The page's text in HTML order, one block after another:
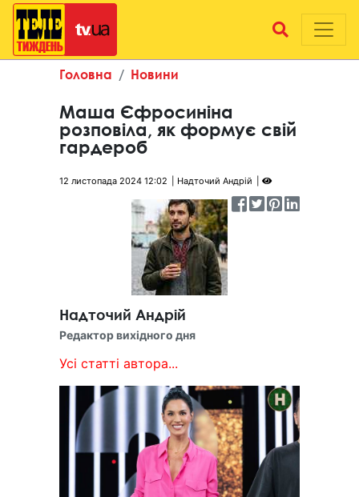
Головна Новини
Маша Єфросиніна
розповіла, як формує свій
гардероб
12 листопада 2024 12:02 Надточий Андрій
Надточий Андрій
Редактор вихідного дня
Усі статті автора...